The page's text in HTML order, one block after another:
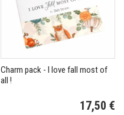
Charm pack - I love fall most of
all !
17,50 €